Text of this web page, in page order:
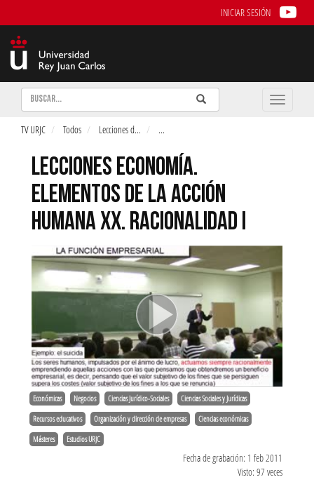
INICIAR SESIÓN
Buscar Enviar
Buscar
Toggle
TV URJC Todos Lecciones d... ...
LECCIONES ECONOMÍA.
ELEMENTOS DE LA ACCIÓN
HUMANA XX. RACIONALIDAD I
Económicas Negocios Ciencias Jurídico-Sociales Ciencias Sociales y Jurídicas
Recursos educativos Organización y dirección de empresas Ciencias económicas
Másteres Estudios URJC
Fecha de grabación: 1 feb 2011
Visto: 97 veces